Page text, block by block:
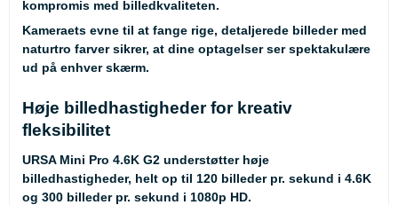
kompromis med billedkvaliteten.
Kameraets evne til at fange rige, detaljerede billeder med
naturtro farver sikrer, at dine optagelser ser spektakulære
ud på enhver skærm.
Høje billedhastigheder for kreativ
fleksibilitet
URSA Mini Pro 4.6K G2 understøtter høje
billedhastigheder, helt op til 120 billeder pr. sekund i 4.6K
og 300 billeder pr. sekund i 1080p HD.